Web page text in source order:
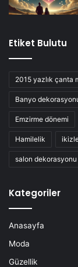
Etiket Bulutu
2015 yazlık çanta
Banyo
Emzirme dönemi
Hamilelik
salon dekorasyonu
Kategoriler
Anasayfa
Moda
Güzellik